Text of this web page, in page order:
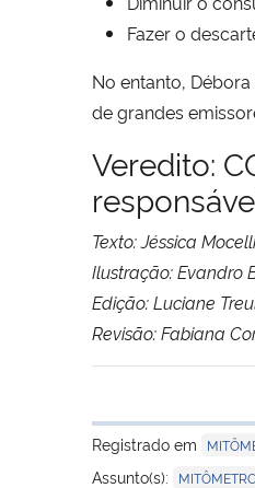
Fazer o
No entanto,
de grandes
Veredito:
Texto: Jéssica
Ilustração: Evandro
Edição: Luciane
Revisão: Fabiana
Registrado em
Assunto(s):